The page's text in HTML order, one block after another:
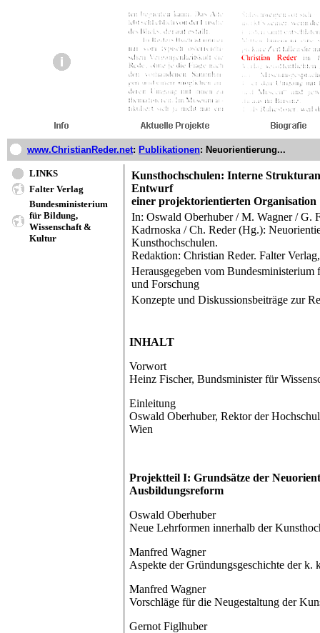
www.ChristianReder.net: Publikationen: Neuorientierung...
LINKS
Falter Verlag
Bundesministerium
für Bildung,
Wissenschaft &
Kultur
Kunsthochschulen: Interne
Entwurf
einer projektorientierten Organisation
In: Oswald Oberhuber / M. Wagner / G.
Kadrnoska / Ch. Reder (Hg.):
Kunsthochschulen.
Redaktion: Christian Reder. Falter
Herausgegeben vom Bundesministerium
und Forschung
Konzepte und Diskussionsbeiträge zur
INHALT
Vorwort
Heinz Fischer, Bundsminister für
Einleitung
Oswald Oberhuber, Rektor der
Wien
Projektteil I: Grundsätze der
Ausbildungsreform
Oswald Oberhuber
Neue Lehrformen innerhalb der
Manfred Wagner
Aspekte der Gründungsgeschichte der k.
Manfred Wagner
Vorschläge für die Neugestaltung der
Gernot Figlhuber